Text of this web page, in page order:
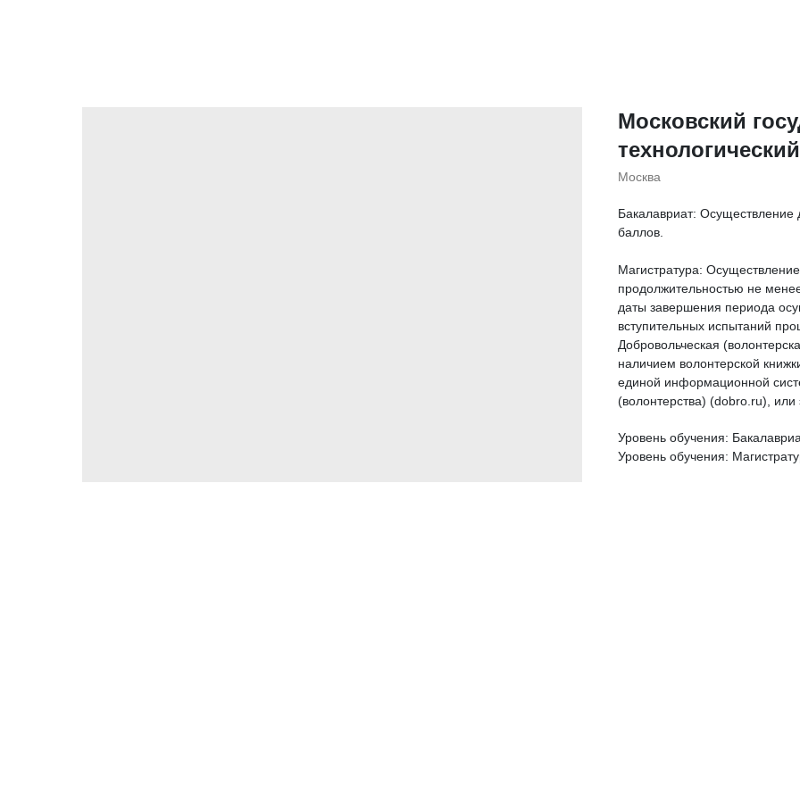
Московский
Москва
Бакалавриат: Осуществление
баллов.
Магистратура:
продолжительностью не
даты завершения периода
вступительных испытаний
Добровольческая
наличием волонтерской
единой информационной
(волонтерства) (dobro.ru), или
Уровень обучения:
Уровень обучения: